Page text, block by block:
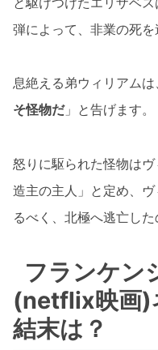
弾によって、非業の死を
息絶える弟ウィリアム
そ怪物だ」と告げます。
怒りに駆られた怪物は
造主の主人」と定め、
るべく、北極へ逃亡した
フランケン
(netflix映画)
結末は？